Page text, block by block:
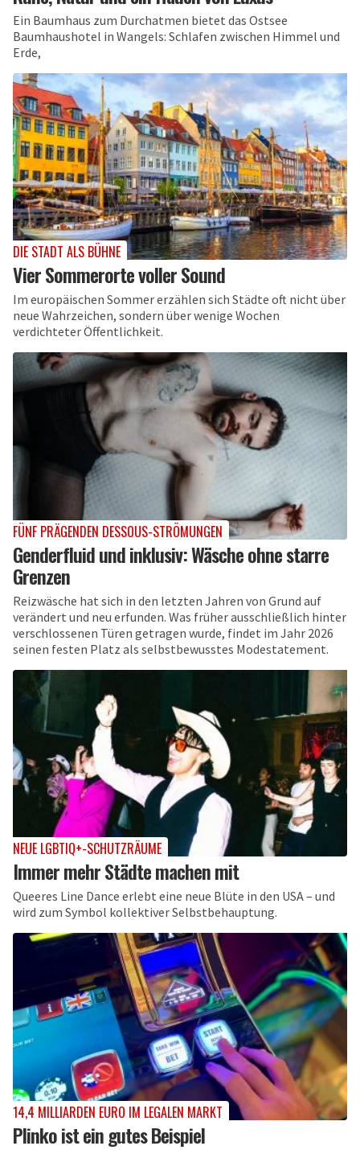
Ein Baumhaus zum Durchatmen bietet das Ostsee
Baumhaushotel in Wangels: Schlafen zwischen Himmel und
Erde,
DIE STADT ALS BÜHNE
Vier Sommerorte voller Sound
Im europäischen Sommer erzählen sich Städte oft nicht über
neue Wahrzeichen, sondern über wenige Wochen
verdichteter Öffentlichkeit.
FÜNF PRÄGENDEN DESSOUS-STRÖMUNGEN
Genderfluid und inklusiv: Wäsche ohne starre
Grenzen
Reizwäsche hat sich in den letzten Jahren von Grund auf
verändert und neu erfunden. Was früher ausschließlich hinter
verschlossenen Türen getragen wurde, findet im Jahr 2026
seinen festen Platz als selbstbewusstes Modestatement.
NEUE LGBTIQ+-SCHUTZRÄUME
Immer mehr Städte machen mit
Queeres Line Dance erlebt eine neue Blüte in den USA – und
wird zum Symbol kollektiver Selbstbehauptung.
14,4 MILLIARDEN EURO IM LEGALEN MARKT
Plinko ist ein gutes Beispiel